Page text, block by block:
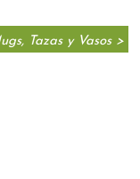
Tazas y Vasos >